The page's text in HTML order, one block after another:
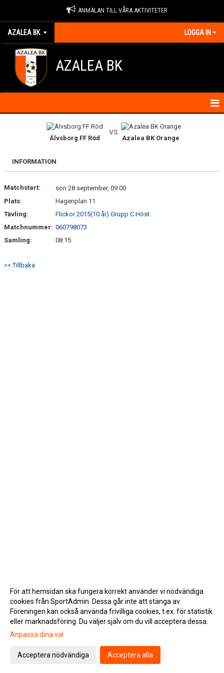
ANMÄLAN TILL VÅRA AKTIVITETER
AZALEA BK LOGGA IN
AZALEA BK
OM FÖRENINGEN
BLI MEDLEM
IDROTTSSKADOR
TRÄN.TIDER
Älvsborg FF Röd
vs
Azalea BK Orange
INFORMATION
Matchstart:
sön 28 september, 09:00
Plats:
Hagenplan 11
Tävling:
Flickor 2015(10 år) Grupp C Höst
Matchnummer: 060798073
Samling:
08:15
<< Tillbaka
Gå till Webbversion
För att hemsidan ska fungera korrekt använder vi nödvändiga
cookies från SportAdmin. Dessa går inte att stänga av.
Föreningen kan också använda frivilliga cookies, t.ex. för statistik
eller marknadsföring. Du väljer själv om du vill acceptera dessa.
Anpassa dina val
Acceptera nödvändiga Acceptera alla